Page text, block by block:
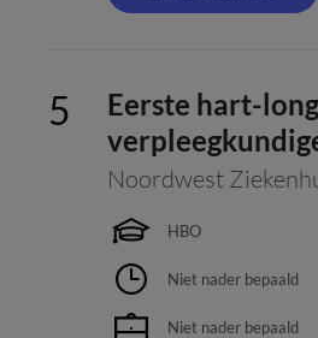
Eerste hart-
Noordwest
HBO
Niet nader bepaald
Niet nader bepaald